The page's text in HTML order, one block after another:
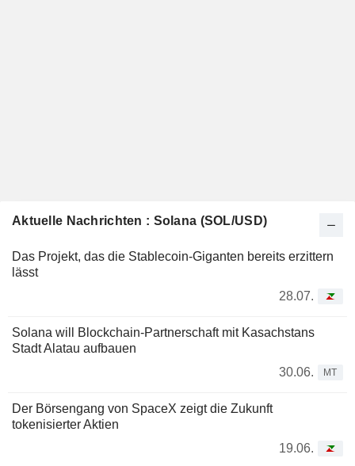
Aktuelle Nachrichten : Solana (SOL/USD)
Das Projekt, das die Stablecoin-Giganten bereits erzittern
lässt
28.07.
Solana will Blockchain-Partnerschaft mit Kasachstans
Stadt Alatau aufbauen
30.06.
MT
Der Börsengang von SpaceX zeigt die Zukunft
tokenisierter Aktien
19.06.